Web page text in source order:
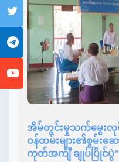
အိမ်တွင်းမှုသက်မွေးလုပ်
ဝန်ထမ်းများ၏စွမ်းဆ
ကုတ်အင်္ကျီ ချုပ်ပြိုင်ပွဲ”